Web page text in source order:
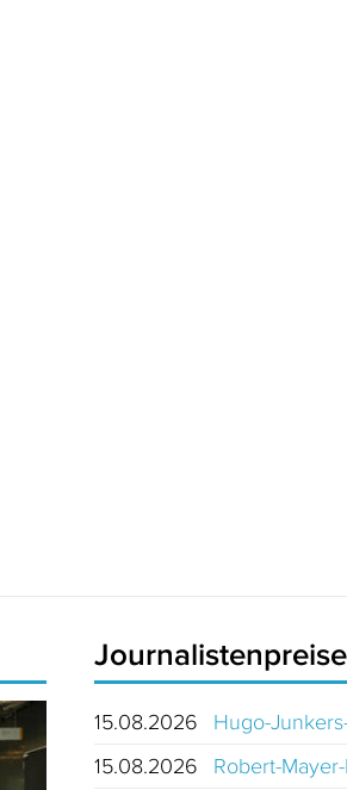
Journalistenpreise
15.08.2026
Hugo-
15.08.2026
Robert-